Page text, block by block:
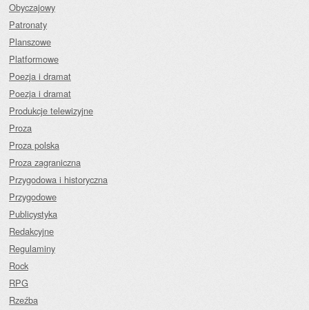
Obyczajowy
Patronaty
Planszowe
Platformowe
Poezja i dramat
Poezja i dramat
Produkcje telewizyjne
Proza
Proza polska
Proza zagraniczna
Przygodowa i historyczna
Przygodowe
Publicystyka
Redakcyjne
Regulaminy
Rock
RPG
Rzeźba